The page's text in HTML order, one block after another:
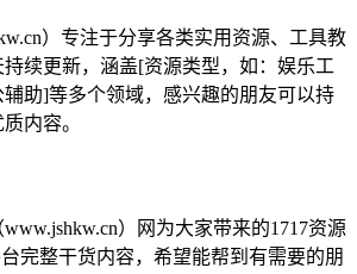
）专注于分享各类实用资源、工具教
续更新，涵盖[资源类型，如：娱乐工
助]等多个领域，感兴趣的朋友可以持
内容。
）网为大家带来的1717资源
完整干货内容，希望能帮到有需要的朋